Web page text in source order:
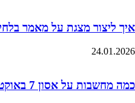
איך ליצור מצגת על מאמר
24.01.2026
כמה מחשבות על אסון 7 באוקטובר בפרספקטיבה היסטורית